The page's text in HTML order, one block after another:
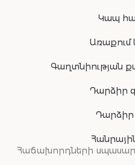
Կապ
Առաքում
Գաղտնիության
Դարձիր
Հաճախորդների